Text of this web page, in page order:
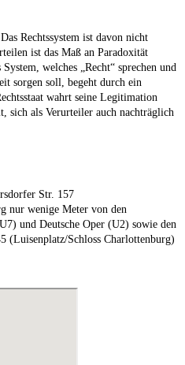
Rechtssystem ist davon nicht
ist das Maß an Paradoxität
welches „Recht“ sprechen und
sorgen soll, begeht durch ein
wahrt seine Legitimation
sich als Verurteiler auch nachträglich
Str. 157
nur wenige Meter von den
und Deutsche Oper (U2) sowie den
(Luisenplatz/Schloss Charlottenburg)